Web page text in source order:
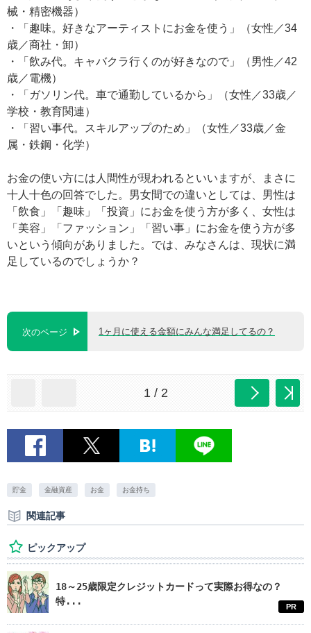
械・精密機器）
・「趣味。好きなアーティストにお金を使う」（女性／34
歳／商社・卸）
・「飲み代。キャバクラ行くのが好きなので」（男性／42
歳／電機）
・「ガソリン代。車で通勤しているから」（女性／33歳／
学校・教育関連）
・「習い事代。スキルアップのため」（女性／33歳／金
属・鉄鋼・化学）
お金の使い方には人間性が現われるといいますが、まさに
十人十色の回答でした。男女間での違いとしては、男性は
「飲食」「趣味」「投資」にお金を使う方が多く、女性は
「美容」「ファッション」「習い事」にお金を使う方が多
いという傾向がありました。では、みなさんは、現状に満
足しているのでしょうか？
次のページ 1ヶ月に使える金額にみんな満足してるの？
1 / 2
貯金 金融資産 お金 お金持ち
関連記事
ピックアップ
18～25歳限定クレジットカードって実際お得なの？
特...
PR